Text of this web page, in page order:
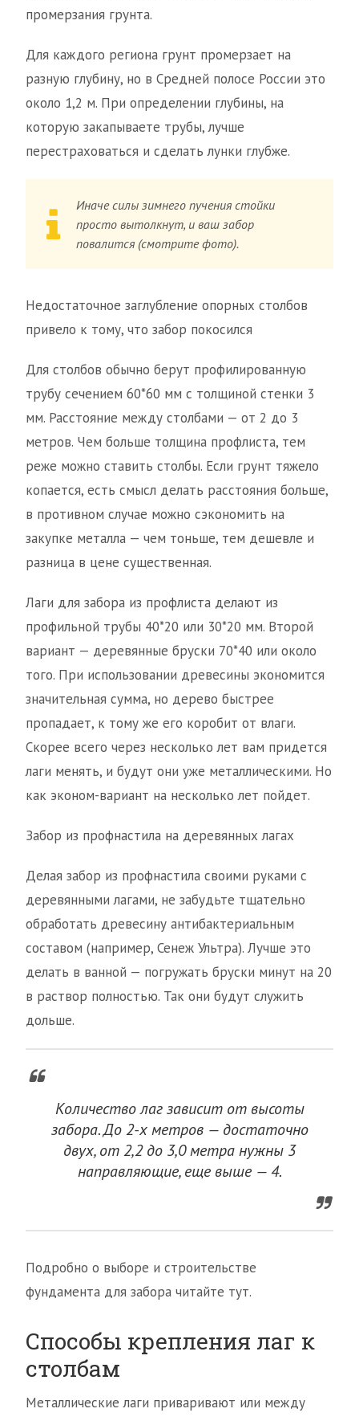
промерзания грунта.
Для каждого региона грунт промерзает на
разную глубину, но в Средней полосе России это
около 1,2 м. При определении глубины, на
которую закапываете трубы, лучше
перестраховаться и сделать лунки глубже.
Иначе силы зимнего пучения стойки
просто вытолкнут, и ваш забор
повалится (смотрите фото).
Недостаточное заглубление опорных столбов
привело к тому, что забор покосился
Для столбов обычно берут профилированную
трубу сечением 60*60 мм с толщиной стенки 3
мм. Расстояние между столбами — от 2 до 3
метров. Чем больше толщина профлиста, тем
реже можно ставить столбы. Если грунт тяжело
копается, есть смысл делать расстояния больше,
в противном случае можно сэкономить на
закупке металла — чем тоньше, тем дешевле и
разница в цене существенная.
Лаги для забора из профлиста делают из
профильной трубы 40*20 или 30*20 мм. Второй
вариант — деревянные бруски 70*40 или около
того. При использовании древесины экономится
значительная сумма, но дерево быстрее
пропадает, к тому же его коробит от влаги.
Скорее всего через несколько лет вам придется
лаги менять, и будут они уже металлическими. Но
как эконом-вариант на несколько лет пойдет.
Забор из профнастила на деревянных лагах
Делая забор из профнастила своими руками с
деревянными лагами, не забудьте тщательно
обработать древесину антибактериальным
составом (например, Сенеж Ультра). Лучше это
делать в ванной — погружать бруски минут на 20
в раствор полностью. Так они будут служить
дольше.
Количество лаг зависит от высоты
забора. До 2-х метров — достаточно
двух, от 2,2 до 3,0 метра нужны 3
направляющие, еще выше — 4.
Подробно о выборе и строительстве
фундамента для забора читайте тут.
Способы крепления лаг к
столбам
Металлические лаги приваривают или между